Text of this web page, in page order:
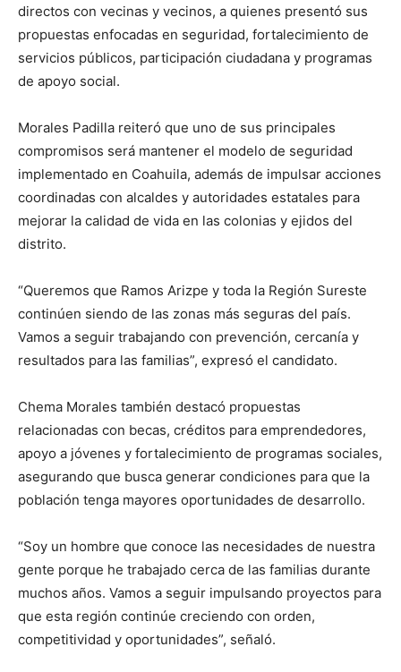
directos con vecinas y vecinos, a quienes presentó sus
propuestas enfocadas en seguridad, fortalecimiento de
servicios públicos, participación ciudadana y programas
de apoyo social.
Morales Padilla reiteró que uno de sus principales
compromisos será mantener el modelo de seguridad
implementado en Coahuila, además de impulsar acciones
coordinadas con alcaldes y autoridades estatales para
mejorar la calidad de vida en las colonias y ejidos del
distrito.
“Queremos que Ramos Arizpe y toda la Región Sureste
continúen siendo de las zonas más seguras del país.
Vamos a seguir trabajando con prevención, cercanía y
resultados para las familias”, expresó el candidato.
Chema Morales también destacó propuestas
relacionadas con becas, créditos para emprendedores,
apoyo a jóvenes y fortalecimiento de programas sociales,
asegurando que busca generar condiciones para que la
población tenga mayores oportunidades de desarrollo.
“Soy un hombre que conoce las necesidades de nuestra
gente porque he trabajado cerca de las familias durante
muchos años. Vamos a seguir impulsando proyectos para
que esta región continúe creciendo con orden,
competitividad y oportunidades”, señaló.